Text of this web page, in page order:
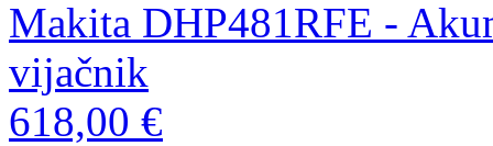
Makita DHP481RFE -
vijačnik
618,00 €